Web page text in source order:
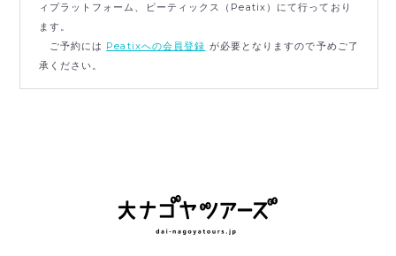
ィプラットフォーム、ピーティックス（Peatix）にて行っており
ます。
ご予約には Peatixへの会員登録 が必要となりますので予めご了
承ください。